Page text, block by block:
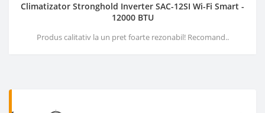
Climatizator Stronghold Inverter SAC-12SI Wi-Fi Smart -
12000 BTU
Produs calitativ la un pret foarte rezonabil! Recomand..